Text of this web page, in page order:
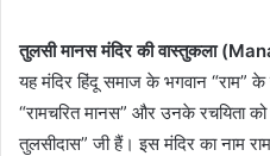
तुलसी मानस मंदिर की वास्तुकला
यह मंदिर हिंदू समाज के भगवान “राम”
“रामचरित मानस” और उनके रचयिता को
तुलसीदास” जी हैं। इस मंदिर का नाम